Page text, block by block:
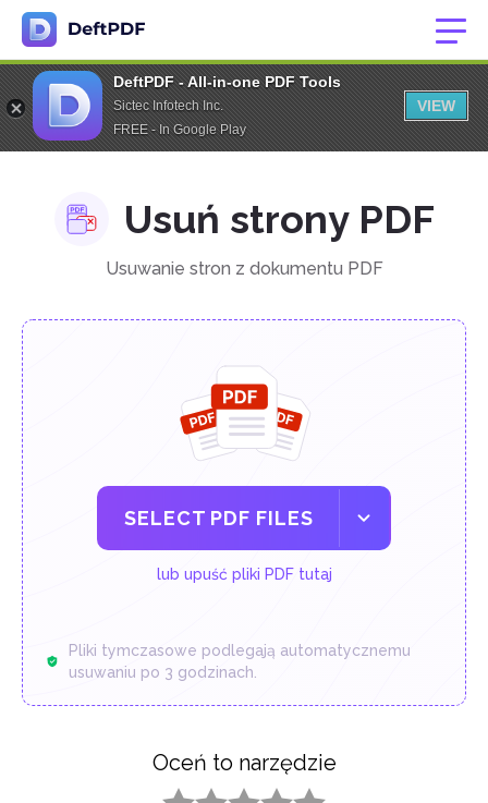
DeftPDF - All-in-one PDF Tools
Sictec Infotech Inc.
FREE - In Google Play
VIEW
Usuń strony PDF
Usuwanie stron z dokumentu PDF
SELECT PDF FILES
lub upuść pliki PDF tutaj
Pliki tymczasowe podlegają automatycznemu
usuwaniu po 3 godzinach.
Oceń to narzędzie